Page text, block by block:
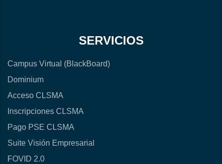
SERVICIOS
Campus Virtual (BlackBoard)
Dominium
Acceso CLSMA
Inscripciones CLSMA
Pago PSE CLSMA
Suite Visión Empresarial
FOVID 2.0